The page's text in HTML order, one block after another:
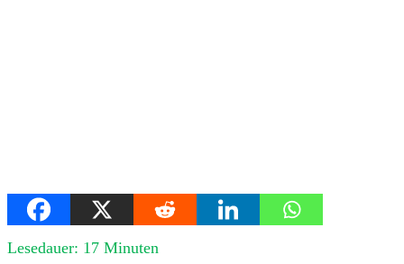
Lesedauer: 17 Minuten